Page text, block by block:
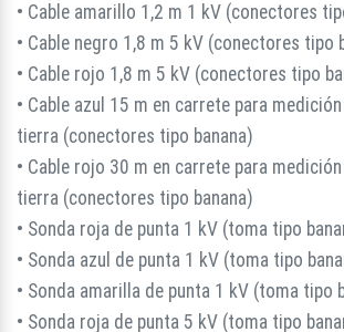
• Cable amarillo 1,2 m 1 kV (conectores
• Cable negro 1,8 m 5 kV (conectores tipo
• Cable rojo 1,8 m 5 kV (conectores tipo
• Cable azul 15 m en carrete para
tierra (conectores tipo banana)
• Cable rojo 30 m en carrete para
tierra (conectores tipo banana)
• Sonda roja de punta 1 kV (toma tipo
• Sonda azul de punta 1 kV (toma tipo
• Sonda amarilla de punta 1 kV (toma tipo
• Sonda roja de punta 5 kV (toma tipo